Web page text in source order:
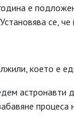
е
се, че
което е
астронавти
процеса